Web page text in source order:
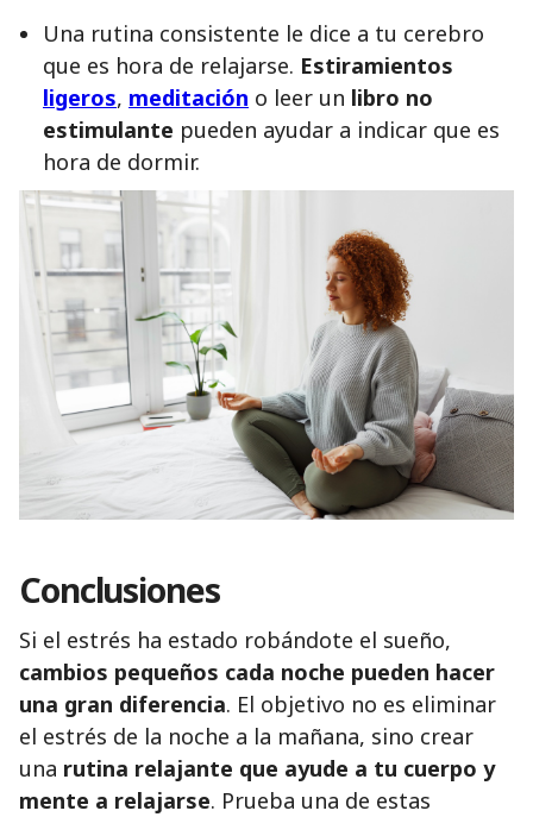
Una rutina consistente le dice a tu cerebro
que es hora de relajarse. Estiramientos
ligeros, meditación o leer un libro no
estimulante pueden ayudar a indicar que es
hora de dormir.
Conclusiones
Si el estrés ha estado robándote el sueño,
cambios pequeños cada noche pueden hacer
una gran diferencia. El objetivo no es eliminar
el estrés de la noche a la mañana, sino crear
una rutina relajante que ayude a tu cuerpo y
mente a relajarse. Prueba una de estas